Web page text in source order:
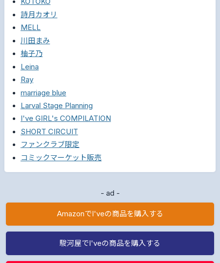
詩月カオリ
MELL
川田まみ
柚子乃
Leina
Ray
marriage blue
Larval Stage Planning
I've GIRL's COMPILATION
SHORT CIRCUIT
ファンクラブ限定
コミックマーケット販売
- ad -
AmazonでI'veの商品を購入する
駿河屋でI'veの商品を購入する